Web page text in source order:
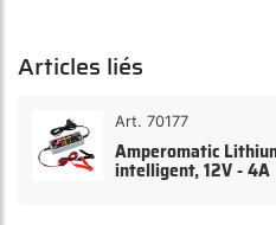
Articles liés
Art. 70177
Amperomatic
intelligent, 12V - 4A